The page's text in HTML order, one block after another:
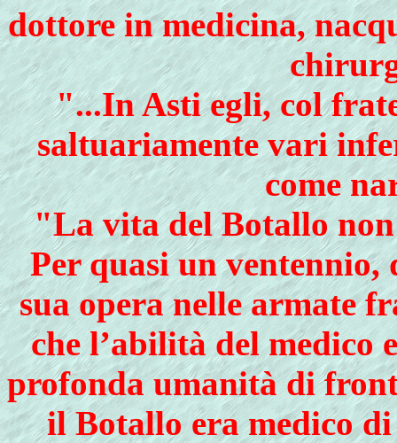
dottore in medicina,
"...In Asti egli, col
saltuariamente vari
come
"La vita del Botallo
Per quasi un ventennio,
sua opera nelle armate
che l’abilità del medico
profonda umanità di
il Botallo era medico